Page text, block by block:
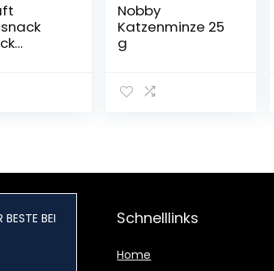
Nobby
Katzenminze 25
g
BESTE BEI Schnelllinks
Home